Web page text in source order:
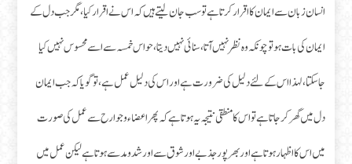
انسان زبان سے ایمان کا اقرار کرتا ہے تو سب جان لیتے ہیں کہ اس نے اقرار کیا، مگر جب دل کے
ایمان کی بات ہو تو چونکہ وہ نظر نہیں آتا ، سنائی نہیں دیتا، حواس خمسہ سے اسے محسوس نہیں کیا
جاسکتا، لہذا اس کے لئے دلیل کی ضرورت ہے اور اس کی دلیل عمل ہے، تو گویا کہ جب ایمان
دل میں گھر کر جاتا ہے تو اس کا منطقی نتیجہ یہ ہوتا ہے کہ پھر اعضاء و جوارح سے عمل کی صورت
میں اس کا اظہار ہوتا ہے اور بھر پور جذبے اور شوق سے اور شد و مد سے ہوتا ہے لیکن عمل میں